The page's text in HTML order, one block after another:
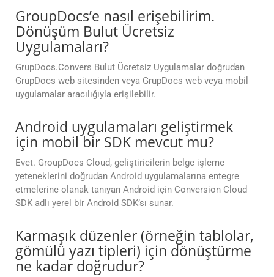
GroupDocs’e nasıl erişebilirim.
Dönüşüm Bulut Ücretsiz
Uygulamaları?
GrupDocs.Convers Bulut Ücretsiz Uygulamalar doğrudan
GrupDocs web sitesinden veya GrupDocs web veya mobil
uygulamalar aracılığıyla erişilebilir.
Android uygulamaları geliştirmek
için mobil bir SDK mevcut mu?
Evet. GroupDocs Cloud, geliştiricilerin belge işleme
yeteneklerini doğrudan Android uygulamalarına entegre
etmelerine olanak tanıyan Android için Conversion Cloud
SDK adlı yerel bir Android SDK’sı sunar.
Karmaşık düzenler (örneğin tablolar,
gömülü yazı tipleri) için dönüştürme
ne kadar doğrudur?